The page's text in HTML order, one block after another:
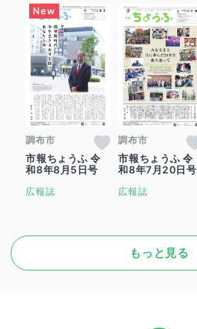
調布市
市報ちょうふ 令
和8年8月5日号
広報誌
調布市
市報ちょうふ 令
和8年7月20日号
広報誌
もっと見る